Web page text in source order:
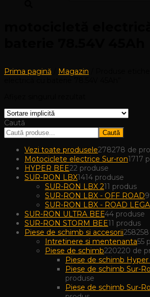
Prima pagină Magazin
Caută
Caută
Vezi toate produsele278278 de
Motociclete electrice Sur-ron1717
HYPER BEE22 produse
SUR-RON LBX1414 produse
SUR-RON LBX 211 produs
SUR-RON LBX - OFF ROAD9
SUR-RON LBX - ROAD
SUR-RON ULTRA BEE44 produse
SUR-RON STORM BEE11 produs
Piese de schimb si accesorii258
Intretinere si mentenanta55
Piese de schimb220220 de
Piese de schimb
Piese de schimb Sur-
produse
Piese de schimb Sur-